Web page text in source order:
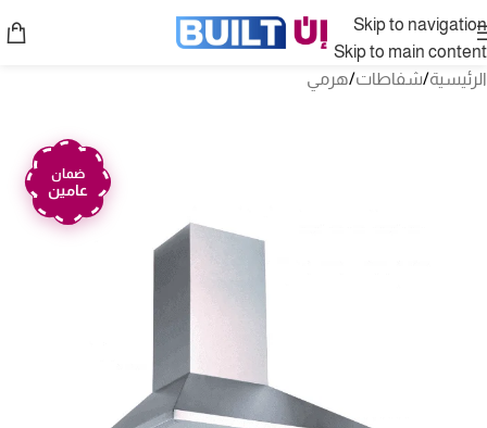
Skip to navigation
Skip to main content
الرئيسية/شفاطات/هرمي
ضمان
عامين